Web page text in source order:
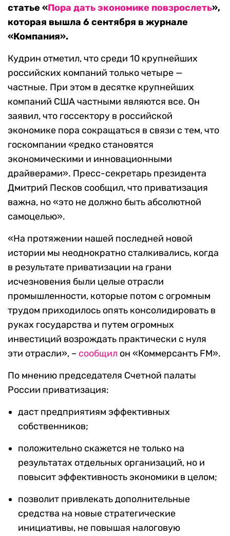
статье «Пора дать экономике повзрослеть»,
которая вышла 6 сентября в журнале
«Компания».
Кудрин отметил, что среди 10 крупнейших
российских компаний только четыре —
частные. При этом в десятке крупнейших
компаний США частными являются все. Он
заявил, что госсектору в российской
экономике пора сокращаться в связи с тем, что
госкомпании «редко становятся
экономическими и инновационными
драйверами». Пресс-секретарь президента
Дмитрий Песков сообщил, что приватизация
важна, но «это не должно быть абсолютной
самоцелью».
«На протяжении нашей последней новой
истории мы неоднократно сталкивались, когда
в результате приватизации на грани
исчезновения были целые отрасли
промышленности, которые потом с огромным
трудом приходилось опять консолидировать в
руках государства и путем огромных
инвестиций возрождать практически с нуля
эти отрасли», – сообщил он «Коммерсантъ FM».
По мнению председателя Счетной палаты
России приватизация:
даст предприятиям эффективных
собственников;
положительно скажется не только на
результатах отдельных организаций, но и
повысит эффективность экономики в целом;
позволит привлекать дополнительные
средства на новые стратегические
инициативы, не повышая налоговую